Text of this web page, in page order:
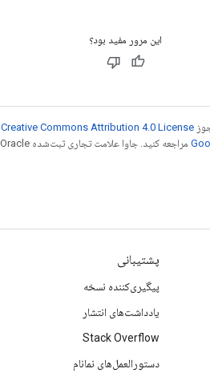
این مرور مفید بود؟
Creative Commons Attribution 4.0 License
پشتیبانی
پیگیری‌کننده نسخه
یادداشت‌های انتشار
Stack Overflow
دستورالعمل‌های نمانام